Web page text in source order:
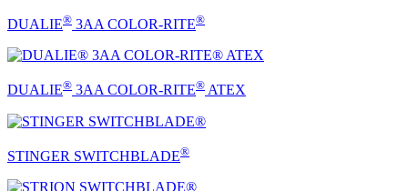
DUALIE® 3AA COLOR-RITE®
DUALIE® 3AA COLOR-RITE® ATEX
STINGER SWITCHBLADE®